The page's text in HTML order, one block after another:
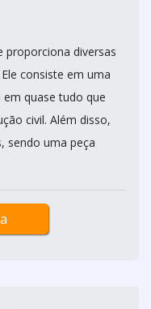
diversas
consiste em uma
em quase tudo que
civil. Além disso,
sendo uma peça